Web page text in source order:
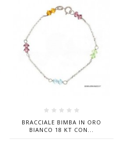
BRACCIALE BIMBA IN ORO
BIANCO 18 KT CON...